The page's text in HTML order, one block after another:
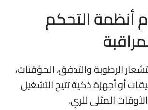
أنظمة التحكم
الرطوبة والتدفق، المؤقتات،
أو أجهزة ذكية تتيح التشغيل
المثلى للري.